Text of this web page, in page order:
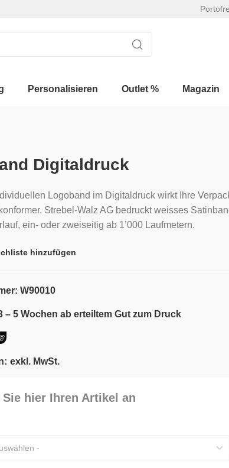
Personalisieren Outlet % Magazin
Digitaldruck
Logoband im Digitaldruck wirkt Ihre
Strebel-Walz AG bedruckt weisses
ein- oder zweiseitig ab 1’000 Laufmetern.
hinzufügen
W90010
– 5 Wochen ab erteiltem Gut zum Druck
exkl. MwSt.
Sie hier Ihren Artikel an